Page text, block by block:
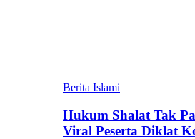
Berita Islami
Hukum Shalat Tak
Viral Peserta Diklat